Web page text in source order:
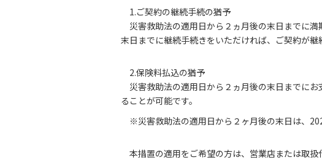
1.ご契約の継続手続の猶予
災害救助法の適用日から２ヵ月後の末日までに
末日までに継続手続きをいただければ、ご契約が継
2.保険料払込の猶予
災害救助法の適用日から２ヵ月後の末日までに
ることが可能です。
※災害救助法の適用日から２ヶ月後の末日は、
本措置の適用をご希望の方は、営業店または取